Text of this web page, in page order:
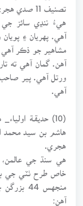
تصنيف 11 صدي هجري.
هيءُ ننڍي سائز
آهي. پهريان ۽
مشاهير جو ذڪر آهي
آهن. گمان آهي ته
ورتل آهي. پير
آهي.
(10) حديقـﺔ
هي سنڌ جي
خاص طرح ٺٽي جي
منجهس 44
آهن: